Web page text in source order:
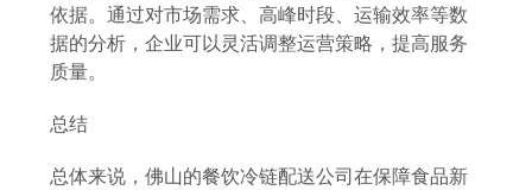
依据。通过对市场需求、高峰时段、运输效率等数
据的分析，企业可以灵活调整运营策略，提高服务
质量。
总结
总体来说，佛山的餐饮冷链配送公司在保障食品新